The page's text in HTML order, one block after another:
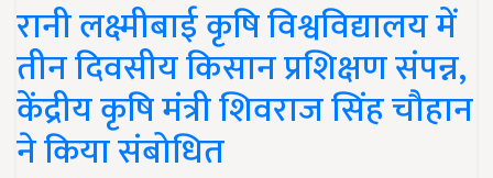
रानी लक्ष्मीबाई कृषि विश्वविद्यालय में
तीन दिवसीय किसान प्रशिक्षण संपन्न,
केंद्रीय कृषि मंत्री शिवराज सिंह चौहान
ने किया संबोधित